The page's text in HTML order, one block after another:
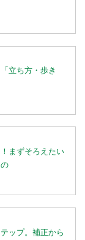
立ち方・歩き
まずそろえたい
ップ。補正から